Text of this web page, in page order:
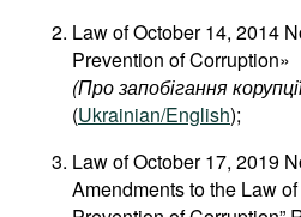
Law of October 14, 2014
Prevention of Corruption»
(Прозапобігання
(Ukrainian/English);
Law of October 17, 2019
Amendments to the Law